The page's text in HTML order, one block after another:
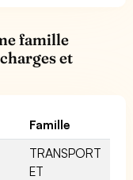
famille
et
Famille
TRANSPORT
ET